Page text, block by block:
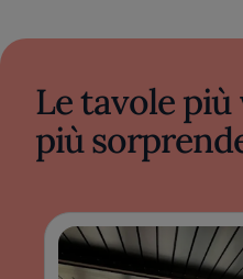
Le tavole
più